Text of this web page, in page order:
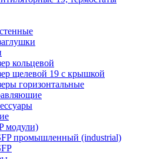
кольцевой
щелевой 19 с крышкой
горизонтальные
модули)
промышленный (industrial)